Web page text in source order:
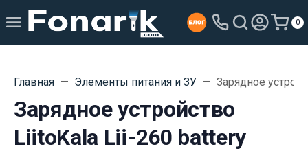
0
Главная Элементы питания и ЗУ Зарядное
Зарядное устройство
LiitoKala Lii-260 battery